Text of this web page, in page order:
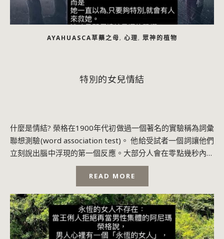
AYAHUASCA草藥之母, 心理, 眾神的植物
特別的女兒情結
什麼是情結? 榮格在1900年代初做過一個著名的實驗稱為詞彙
聯想測驗(word association test)。 他給受試者一個詞讓他們
立刻說出腦中浮現的第一個反應。大部分人會在零點幾秒內回
READ MORE